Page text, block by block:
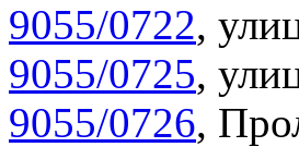
9055/0722,
9055/0725,
9055/0726,